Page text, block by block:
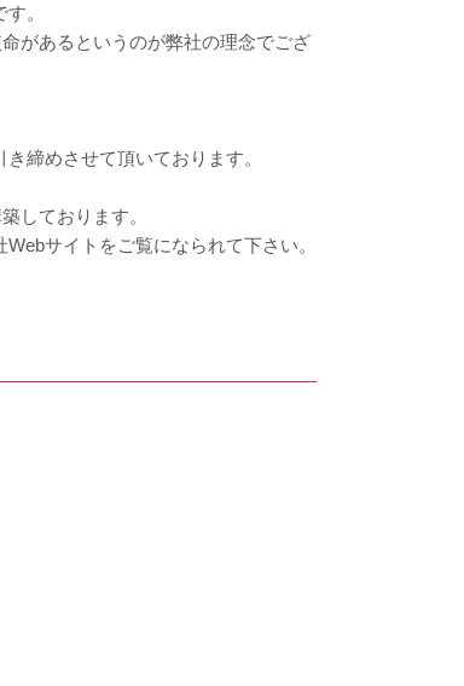
。
があるというのが弊社の理念でござ
締めさせて頂いております。
しております。
サイトをご覧になられて下さい。